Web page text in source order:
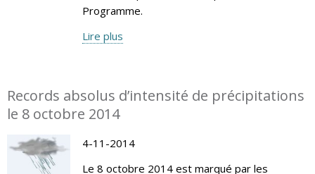
Programme.
Lire plus
Records absolus d’intensité de précipitations
le 8 octobre 2014
4-11-2014
Le 8 octobre 2014 est marqué par les